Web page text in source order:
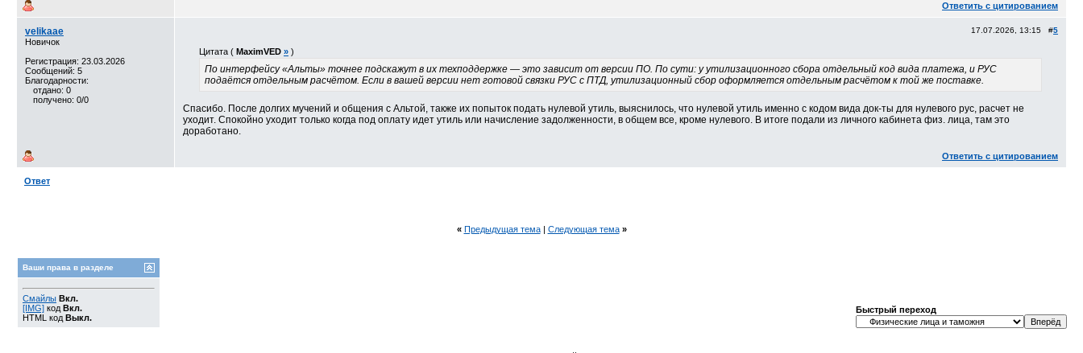
Ответить с цитированием
velikaae
Новичок
Регистрация: 23.03.2026
Сообщений: 5
Благодарности:
отдано: 0
получено: 0/0
17.07.2026, 13:15 #5
Цитата ( MaximVED » )
По интерфейсу «Альты» точнее подскажут в их техподдержке — это зависит от версии ПО. По сути: у утилизационного сбора отдельный код вида платежа, и РУС
подаётся отдельным расчётом. Если в вашей версии нет готовой связки РУС с ПТД, утилизационный сбор оформляется отдельным расчётом к той же поставке.
Спасибо. После долгих мучений и общения с Альтой, также их попыток подать нулевой утиль, выяснилось, что нулевой утиль именно с кодом вида док-ты для нулевого рус, расчет не
уходит. Спокойно уходит только когда под оплату идет утиль или начисление задолженности, в общем все, кроме нулевого. В итоге подали из личного кабинета физ. лица, там это
доработано.
Ответить с цитированием
Ответ
« Предыдущая тема| Следующая тема »
Ваши права в разделе
Смайлы Вкл.
[IMG] код Вкл.
HTML код Выкл.
Быстрый переход